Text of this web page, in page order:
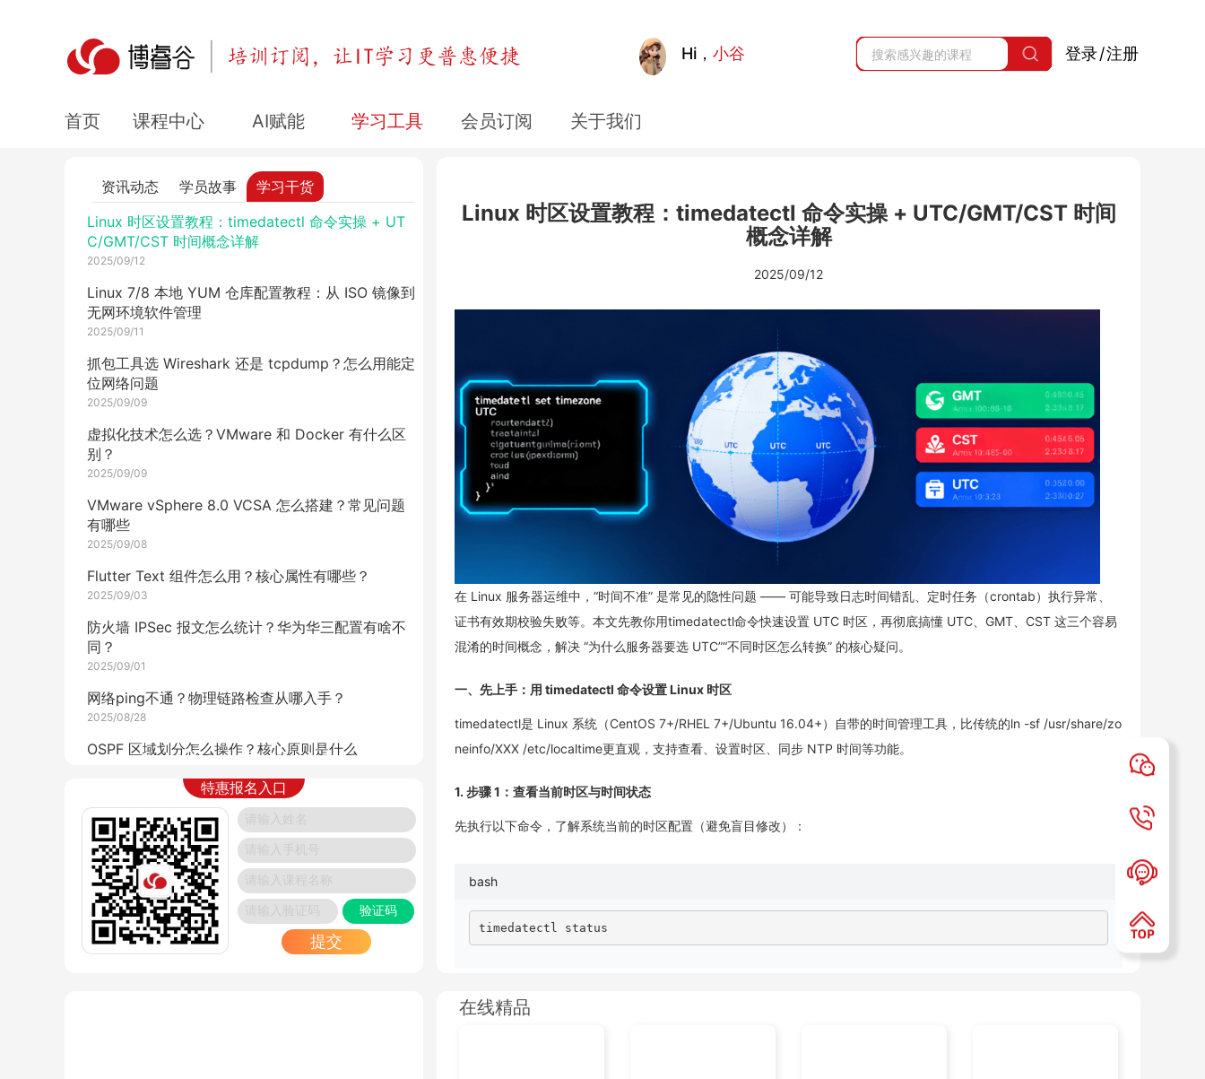
Hi， 小谷 登录/注册
首页 课程中心 AI赋能 学习工具 会员订阅 关于我们
资讯动态 学员故事 学习干货
2025/09/15
华为 S 系列交换机默认密码多少？密码遗忘怎么恢
2025/09/15
2025/09/12
Linux 时区设置教程：timedatectl 命令实操 + UT
C/GMT/CST 时间概念详解
2025/09/12
Linux 7/8 本地 YUM 仓库配置教程：从 ISO 镜像到
无网环境软件管理
2025/09/11
抓包工具选 Wireshark 还是 tcpdump？怎么用能定
位网络问题
2025/09/09
虚拟化技术怎么选？VMware 和 Docker 有什么区
别？
2025/09/09
VMware vSphere 8.0 VCSA 怎么搭建？常见问题
有哪些
2025/09/08
Flutter Text 组件怎么用？核心属性有哪些？
2025/09/03
防火墙 IPSec 报文怎么统计？华为华三配置有啥不
同？
2025/09/01
网络ping不通？物理链路检查从哪入手？
2025/08/28
OSPF 区域划分怎么操作？核心原则是什么
OSPF 邻居建立失败怎么解决？10 大影响因素有哪
些？
2025/08/27
渗透测试各阶段用什么工具？信息收集到报告生成工
具清单
2025/08/26
DevEco Studio 常用快捷键：HarmonyOS 鸿蒙开
特惠报名入口
验证码
提交
Linux 时区设置教程：timedatectl 命令实操 + UTC/GMT/CST 时间
概念详解
2025/09/12
在 Linux 服务器运维中，“时间不准” 是常见的隐性问题 —— 可能导致日志时间错乱、定时任务（crontab）执行异常、
证书有效期校验失败等。本文先教你用timedatectl命令快速设置 UTC 时区，再彻底搞懂 UTC、GMT、CST 这三个容易
混淆的时间概念，解决 “为什么服务器要选 UTC”“不同时区怎么转换” 的核心疑问。
一、先上手：用 timedatectl 命令设置 Linux 时区
timedatectl是 Linux 系统（CentOS 7+/RHEL 7+/Ubuntu 16.04+）自带的时间管理工具，比传统的ln -sf /usr/share/zo
neinfo/XXX /etc/localtime更直观，支持查看、设置时区、同步 NTP 时间等功能。
1. 步骤 1：查看当前时区与时间状态
先执行以下命令，了解系统当前的时区配置（避免盲目修改）：
bash
timedatectl status
输出示例（以未设置 UTC 的服务器为例）：
在线精品